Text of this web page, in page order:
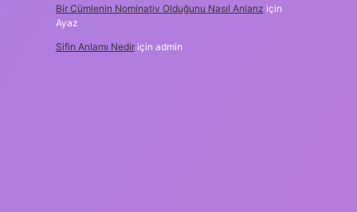
Bir Cümlenin Nominativ Olduğunu Nasıl Anlarız için
Ayaz
Sifin Anlamı Nediriçin admin